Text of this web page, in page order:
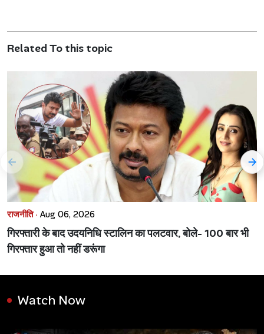
Related To this topic
राजनीति · Aug 06, 2026
गिरफ्तारी के बाद उदयनिधि स्टालिन का पलटवार, बोले- 100 बार भी
गिरफ्तार हुआ तो नहीं डरूंगा
Watch Now